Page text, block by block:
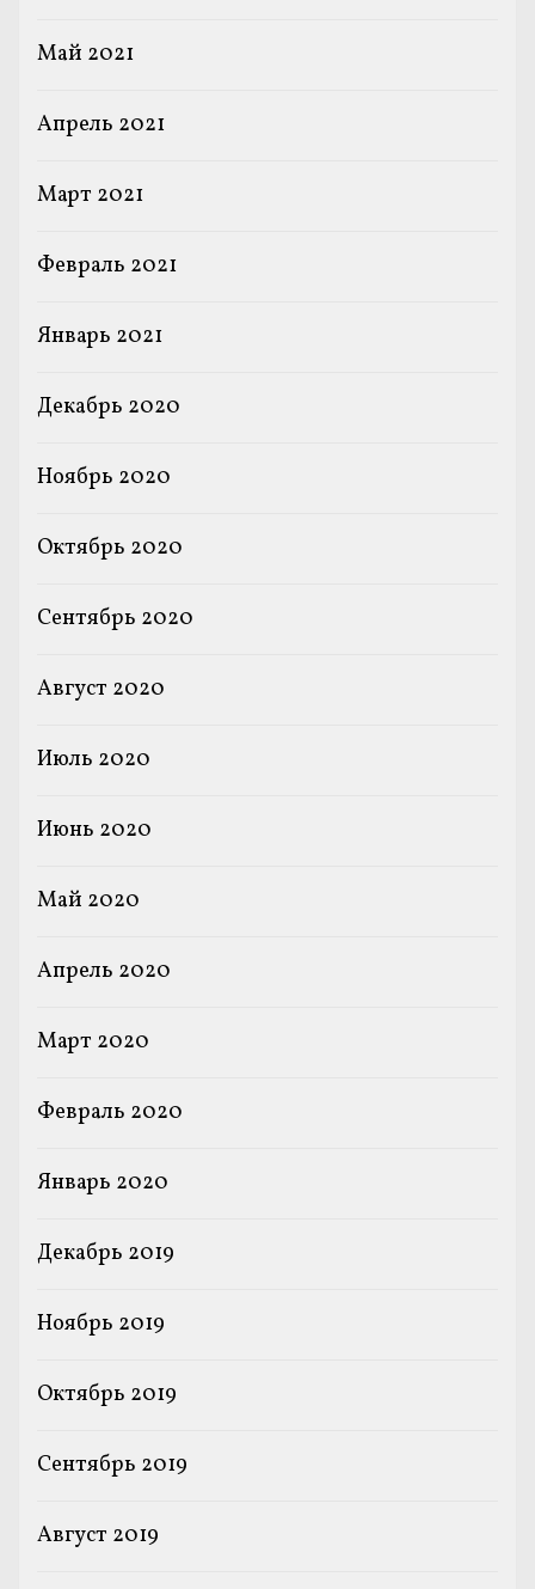
Май 2021
Апрель 2021
Март 2021
Февраль 2021
Январь 2021
Декабрь 2020
Ноябрь 2020
Октябрь 2020
Сентябрь 2020
Август 2020
Июль 2020
Июнь 2020
Май 2020
Апрель 2020
Март 2020
Февраль 2020
Январь 2020
Декабрь 2019
Ноябрь 2019
Октябрь 2019
Сентябрь 2019
Август 2019